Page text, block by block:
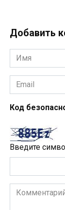
Добавить
Имя
*
Email
*
Код
Введите
Комментарий